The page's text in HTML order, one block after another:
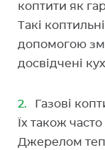
коптити як
Такі
допомогою
досвідчені
Газові
Їх також
Джерелом